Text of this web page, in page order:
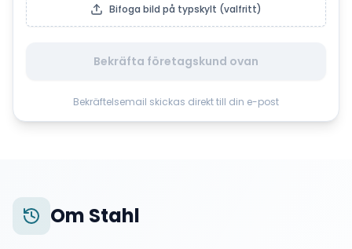
Bifoga bild på typskylt (valfritt)
Bekräfta företagskund ovan
Bekräftelsemail skickas direkt till din e-post
Om Stahl